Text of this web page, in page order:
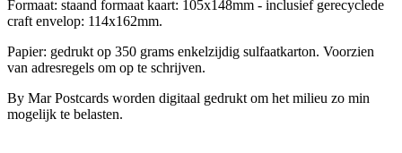
Formaat: staand formaat kaart: 105x148mm - inclusief gerecyclede
craft envelop: 114x162mm.
Papier: gedrukt op 350 grams enkelzijdig sulfaatkarton. Voorzien
van adresregels om op te schrijven.
By Mar Postcards worden digitaal gedrukt om het milieu zo min
mogelijk te belasten.